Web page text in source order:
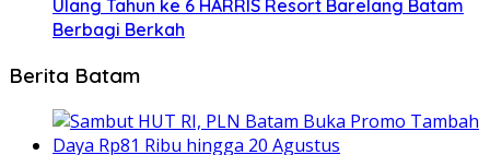
Ulang Tahun ke 6 HARRIS Resort Barelang Batam
Berbagi Berkah
Berita Batam